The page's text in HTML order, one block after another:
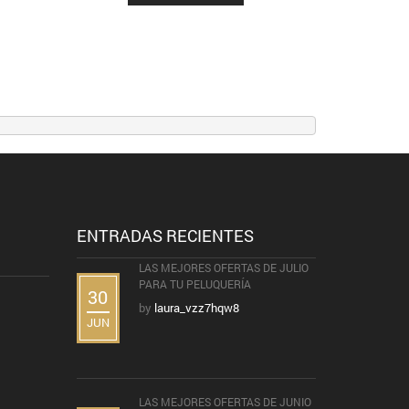
ENTRADAS RECIENTES
30
JUN
LAS MEJORES OFERTAS DE JULIO
PARA TU PELUQUERÍA
by laura_vzz7hqw8
LAS MEJORES OFERTAS DE JUNIO